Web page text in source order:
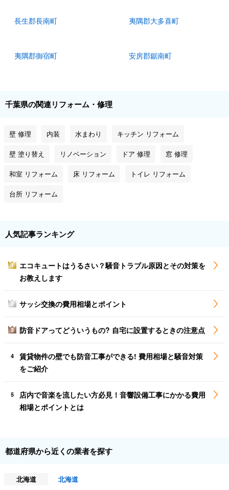
長生郡長南町 夷隅郡大多喜町
夷隅郡御宿町 安房郡鋸南町
千葉県の関連リフォーム・修理
壁 修理 内装 水まわり キッチン リフォーム
壁 塗り替え リノベーション ドア 修理 窓 修理
和室 リフォーム 床 リフォーム トイレ リフォーム
台所 リフォーム
人気記事ランキング
1
エコキュートはうるさい？騒音トラブル原因とその対策を
お教えします
2 サッシ交換の費用相場とポイント
3 防音ドアってどういうもの? 自宅に設置するときの注意点
4
賃貸物件の壁でも防音工事ができる! 費用相場と騒音対策
をご紹介
5
店内で音楽を流したい方必見！音響設備工事にかかる費用
相場とポイントとは
都道府県から近くの業者を探す
北海道
北海道